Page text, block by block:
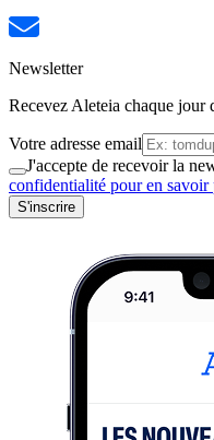
Newsletter
Recevez Aleteia chaque jour
Votre adresse email
J'accepte de recevoir la
confidentialité pour en savoir
S'inscrire